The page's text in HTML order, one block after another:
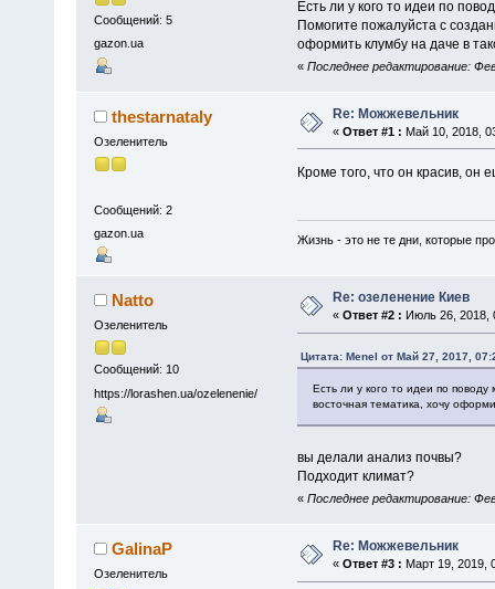
Сообщений: 5
gazon.ua
Есть ли у кого то идеи по
Помогите пожалуйста с
оформить клумбу на даче в
« Последнее редактирование:
thestarnataly
Озеленитель
Сообщений: 2
gazon.ua
Re: Можжевельник
« Ответ #1 : Май 10, 2018,
Кроме того, что он красив, он
Жизнь - это не те дни, которые
Natto
Озеленитель
Сообщений: 10
https://lorashen.ua/ozelenenie/
Re: озеленение Киев
« Ответ #2 : Июль 26, 2018,
Цитата: Menel от Май 27, 2017,
Есть ли у кого то идеи по
восточная тематика, хочу
вы делали анализ почвы?
Подходит климат?
« Последнее редактирование:
GalinaP
Озеленитель
Re: Можжевельник
« Ответ #3 : Март 19, 2019,